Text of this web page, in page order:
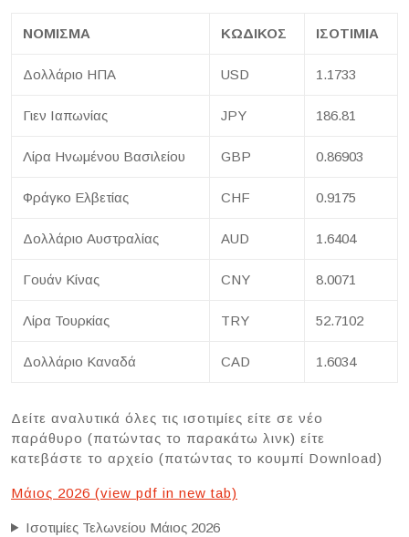
ΝΟΜΙΣΜΑ ΚΩΔΙΚΟΣ ΙΣΟΤΙΜΙΑ
Δολλάριο ΗΠΑ USD 1.1733
Γιεν Ιαπωνίας JPY 186.81
Λίρα Ηνωμένου Βασιλείου GBP 0.86903
Φράγκο Ελβετίας CHF 0.9175
Δολλάριο Αυστραλίας AUD 1.6404
Γουάν Κίνας CNY 8.0071
Λίρα Τουρκίας TRY 52.7102
Δολλάριο Καναδά CAD 1.6034
Δείτε αναλυτικά όλες τις ισοτιμίες είτε σε νέο
παράθυρο (πατώντας το παρακάτω λινκ) είτε
κατεβάστε το αρχείο (πατώντας το κουμπί Download)
Μάιος 2026 (view pdf in new tab)
Ισοτιμίες Τελωνείου Μάιος 2026